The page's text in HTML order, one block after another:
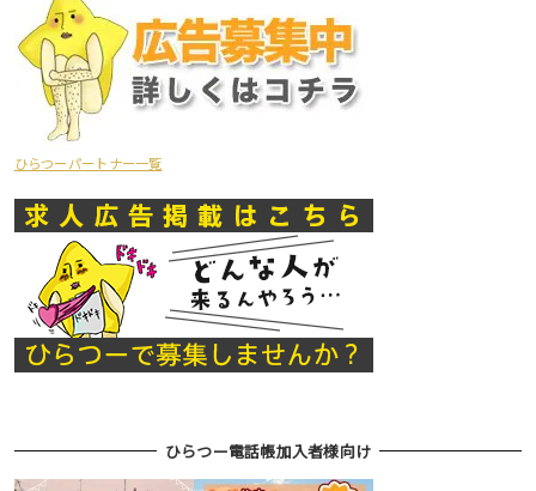
ひらつーパートナー一覧
ひらつー電話帳加入者様向け